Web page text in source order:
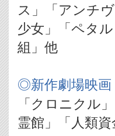
ス」「アンチ
少女」「ペタ
組」他
◎新作劇場映画
「クロニクル
霊館」「人類